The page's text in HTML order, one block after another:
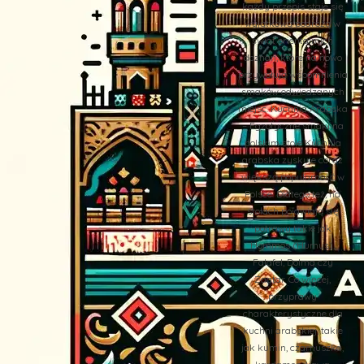
każdy przepis staje się
wyjątkową podróżą w
świat orientalnych
doznań, które na nowo
przywołują wspomnienia
smaków odwiedzanych
miejsc. Kuchnia Arabska
– Egzotyczne smaki na
polskim stole Kuchnia
arabska zyskuje coraz
większą popularność w
Polsce. Dlatego też, na
stołach pojawiają się
potrawy takie jak
Hommos (Humus),
Falafel, Dolma czy
Zaatar. Co więcej,
przyprawy
charakterystyczne dla
kuchni arabskiej, takie
jak kumin, czarnuszka,